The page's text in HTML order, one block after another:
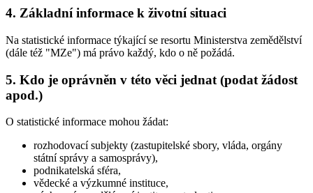
4. Základní informace k životní situaci
Na statistické informace týkající se resortu Ministerstva zemědělství
(dále též "MZe") má právo každý, kdo o ně požádá.
5. Kdo je oprávněn v této věci jednat (podat žádost
apod.)
O statistické informace mohou žádat:
rozhodovací subjekty (zastupitelské sbory, vláda, orgány
státní správy a samosprávy),
podnikatelská sféra,
vědecké a výzkumné instituce,